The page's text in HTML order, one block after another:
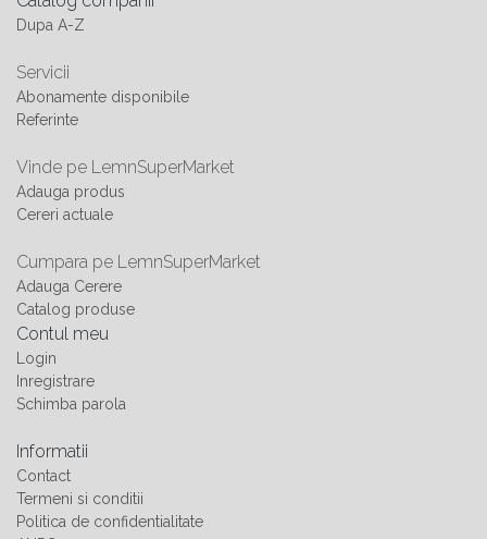
Dupa A-Z
Servicii
Abonamente disponibile
Referinte
Vinde pe LemnSuperMarket
Adauga produs
Cereri actuale
Cumpara pe LemnSuperMarket
Adauga Cerere
Catalog produse
Contul meu
Login
Inregistrare
Schimba parola
Informatii
Contact
Termeni si conditii
Politica de confidentialitate